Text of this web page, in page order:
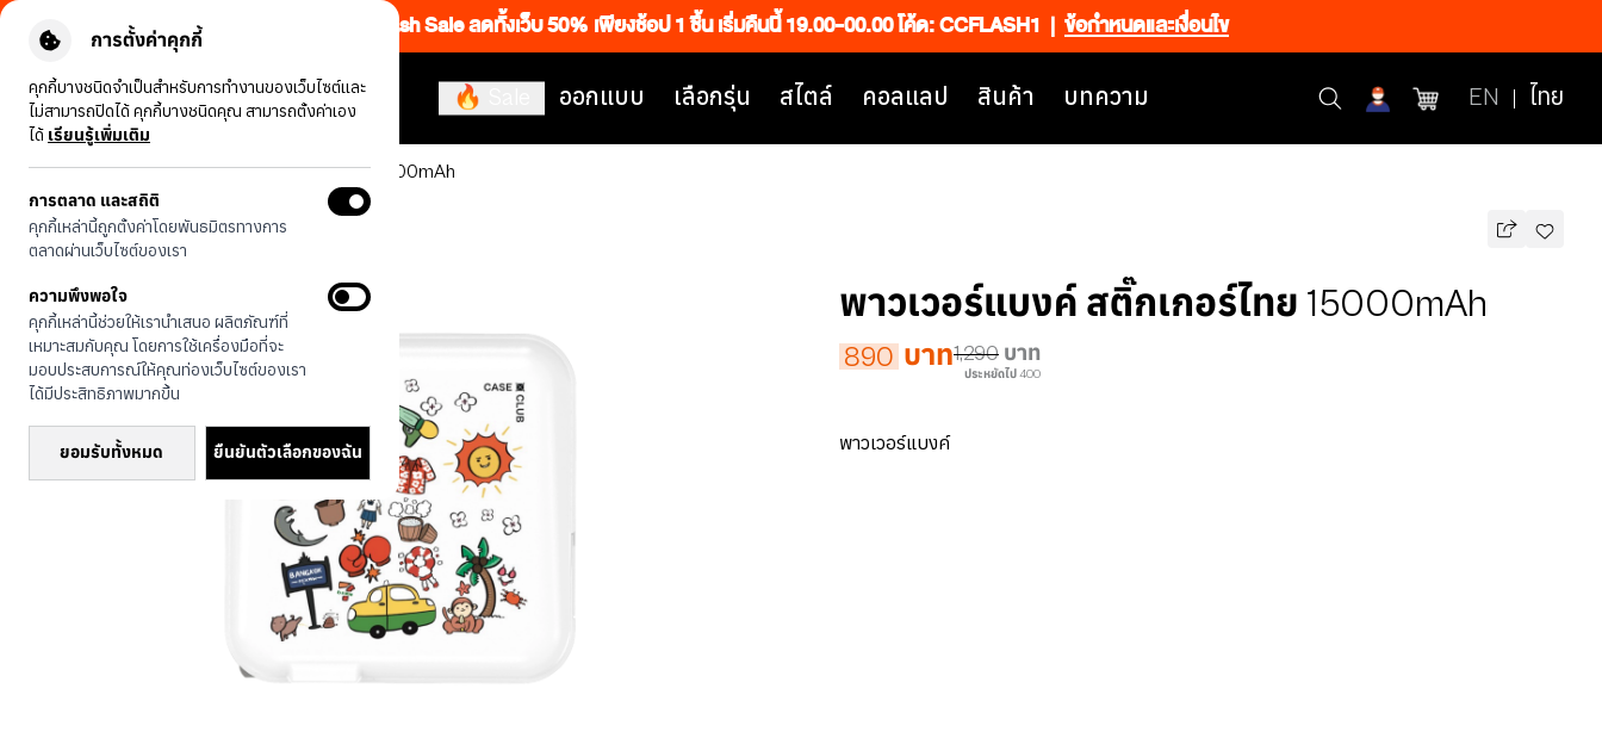
การตั้งค่าคุกกี้
คุกกี้บางชนิดจำเป็นสำหรับการทำงานของเว็บไซต์และ
ไม่สามารถปิดได้ คุกกี้บางชนิดคุณ สามารถตั้งค่าเอง
ได้ เรียนรู้เพิ่มเติม
การตลาด และสถิติ
คุกกี้เหล่านี้ถูกตั้งค่าโดยพันธมิตรทางการ
ตลาดผ่านเว็บไซต์ของเรา
ความพึงพอใจ
คุกกี้เหล่านี้ช่วยให้เรานำเสนอ ผลิตภัณฑ์ที่
เหมาะสมกับคุณ โดยการใช้เครื่องมือที่จะ
มอบประสบการณ์ให้คุณท่องเว็บไซต์ของเรา
ได้มีประสิทธิภาพมากขึ้น
ยอมรับทั้งหมด ยืนยันตัวเลือกของฉัน
Flash Sale ลดทั้งเว็บ 50% เพียงช้อป 1 ชิ้น เริ่มคืนนี้ 19.00-00.00 โค้ด: CCFLASH1 | ข้อกำหนดและเงื่อนไข
🔥 Sale ออกแบบ เลือกรุ่น สไตล์ คอลแลป สินค้า บทความ EN ไทย
รุ่นทั้งหมด พาวเวอร์แบงค์ สติ๊กเกอร์ไทย 15000mAh
พาวเวอร์แบงค์ สติ๊กเกอร์ไทย 15000mAh
890 บาท1,290 บาท
ประหยัดไป 400
พาวเวอร์แบงค์